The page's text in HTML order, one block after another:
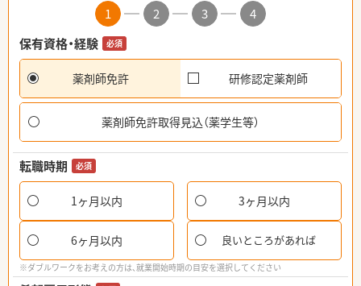
1 2 3
4
保有資格・経験
必須
薬剤師免許 研修認定薬剤師
薬剤師免許取得見込（薬学生等）
転職時期 必須
1ヶ月以内 3ヶ月以内
6ヶ月以内 良いところがあれば
※ダブルワークをお考えの方は、就業開始時期の目安を選択してください